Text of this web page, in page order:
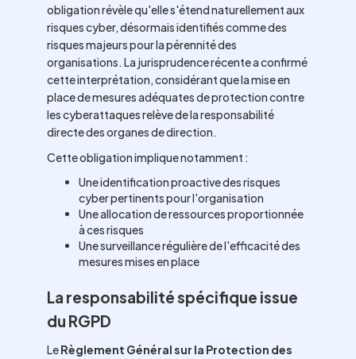
obligation révèle qu'elle s'étend naturellement aux
risques cyber, désormais identifiés comme des
risques majeurs pour la pérennité des
organisations. La jurisprudence récente a confirmé
cette interprétation, considérant que la mise en
place de mesures adéquates de protection contre
les cyberattaques relève de la responsabilité
directe des organes de direction.
Cette obligation implique notamment :
Une identification proactive des risques
cyber pertinents pour l'organisation
Une allocation de ressources proportionnée
à ces risques
Une surveillance régulière de l'efficacité des
mesures mises en place
La responsabilité spécifique issue
du RGPD
LeRèglement Général sur la Protection des